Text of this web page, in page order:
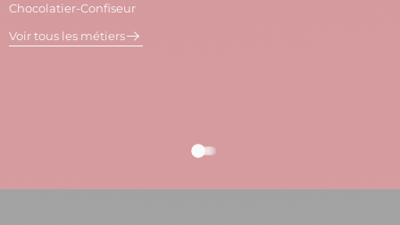
Chocolatier-Confiseur
Voir tous les métiers